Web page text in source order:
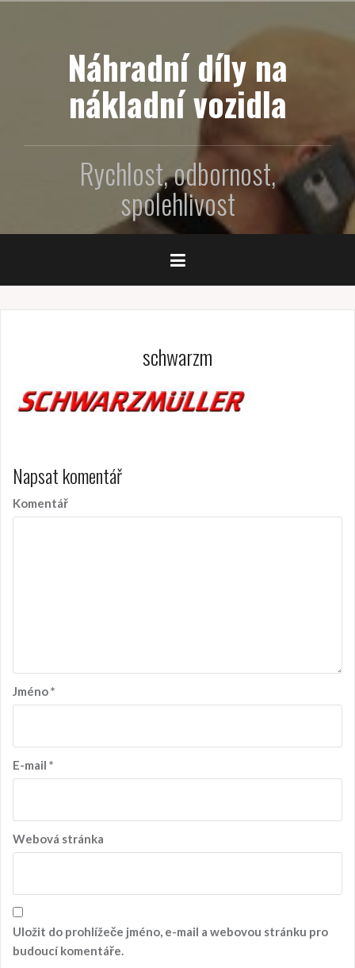
u
Náhradní díly na
nákladní vozidla
Rychlost, odbornost,
spolehlivost
schwarzm
Napsat komentář
Komentář
Jméno*
E-mail *
Webová stránka
Uložit do prohlížeče jméno, e-mail a webovou stránku pro
budoucí komentáře.